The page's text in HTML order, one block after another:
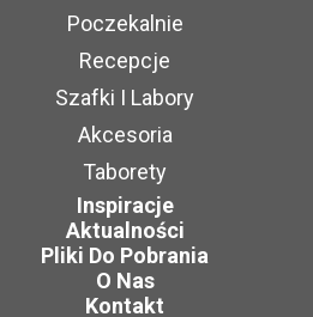
Poczekalnie
Recepcje
Szafki I Labory
Akcesoria
Taborety
Inspiracje
Aktualności
Pliki Do Pobrania
O Nas
Kontakt